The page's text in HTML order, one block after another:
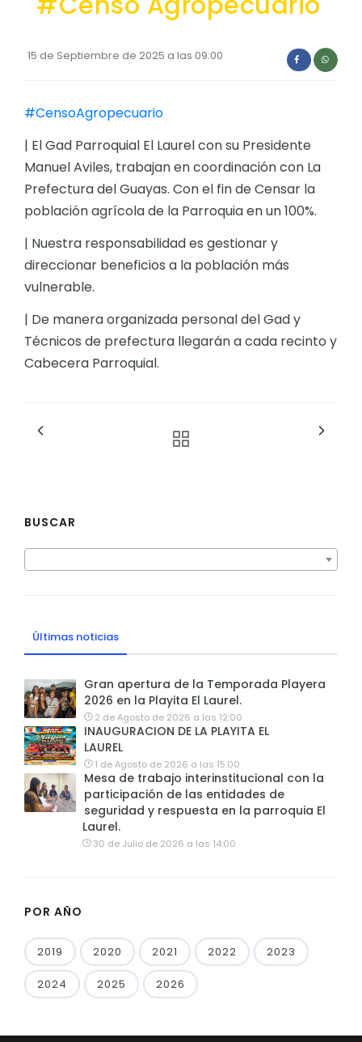
Convocatorias
GESTIÓN ADMINISTRATIVA
Plan Anual Contratación - PAC
Plan Operativo Anual - POA
Convenios Institucionales
PRESUPUESTO: EJECUCIÓN Y REPORTES
Procesos de contratación
Ejecución Presupuestaria
Obras y proyectos
15 de Septiembre de 2025 a las 09:00
#CensoAgropecuario
| El Gad Parroquial El Laurel con su Presidente
Manuel Aviles, trabajan en coordinación con La
Prefectura del Guayas. Con el fin de Censar la
población agrícola de la Parroquia en un 100%.
| Nuestra responsabilidad es gestionar y
direccionar beneficios a la población más
vulnerable.
| De manera organizada personal del Gad y
Técnicos de prefectura llegarán a cada recinto y
Cabecera Parroquial.
BUSCAR
Últimas noticias
Gran apertura de la Temporada Playera
2026 en la Playita El Laurel.
2 de Agosto de 2026 a las 12:00
INAUGURACION DE LA PLAYITA EL
LAUREL
1 de Agosto de 2026 a las 15:00
Mesa de trabajo interinstitucional con la
participación de las entidades de
seguridad y respuesta en la parroquia El
Laurel.
30 de Julio de 2026 a las 14:00
POR AÑO
2019 2020 2021 2022 2023
2024 2025 2026